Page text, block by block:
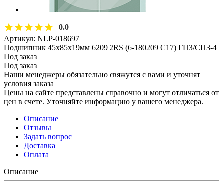
0.0
Артикул: NLP-018697
Подшипник 45х85х19мм 6209 2RS (6-180209 С17) ГПЗ/СПЗ-4
Под заказ
Под заказ
Наши менеджеры обязательно свяжутся с вами и уточнят
условия заказа
Цены на сайте представлены справочно и могут отличаться от
цен в счете. Уточняйте информацию у вашего менеджера.
Описание
Отзывы
Задать вопрос
Доставка
Оплата
Описание